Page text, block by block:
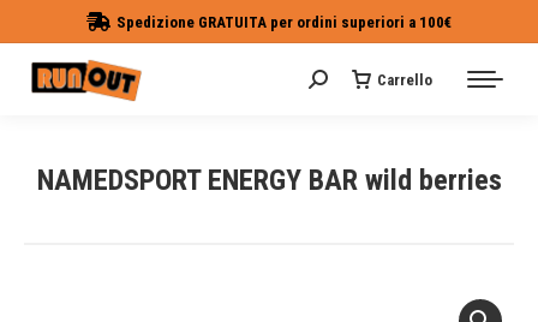
Spedizione GRATUITA per ordini superiori a 100€
Cerca: Carrello
NAMEDSPORT ENERGY BAR wild berries